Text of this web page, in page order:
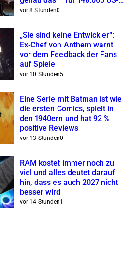
Dollar
vor 8 Stunden0
„Sie sind keine Entwickler“:
Ex-Chef von Anthem warnt
vor dem Feedback der Fans
auf Spiele
vor 10 Stunden5
Eine Serie mit Batman ist wie
die ersten Comics, spielt in
den 1940ern und hat 92 %
positive Reviews
vor 13 Stunden0
RAM kostet immer noch zu
viel und alles deutet darauf
hin, dass es auch 2027 nicht
besser wird
vor 14 Stunden1